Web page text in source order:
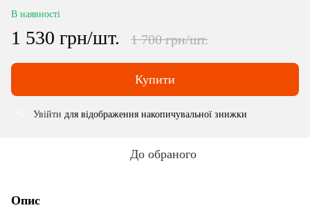
В наявності
1 530 грн/шт. 1 700 грн/шт.
Купити
Увійти для відображення накопичувальної знижки
До обраного
Опис